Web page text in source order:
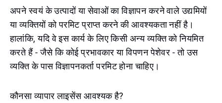
अपने स्वयं के उत्पादों या सेवाओं का विज्ञापन करने वाले उद्यमियों
या व्यक्तियों को परमिट प्राप्त करने की आवश्यकता नहीं है।
हालांकि, यदि वे इस कार्य के लिए किसी अन्य व्यक्ति को नियमित
करते हैं - जैसे कि कोई प्रभावकार या विपणन पेशेवर - तो उस
व्यक्ति के पास विज्ञापनकर्ता परमिट होना चाहिए।
कौनसा व्यापार लाइसेंस आवश्यक है?